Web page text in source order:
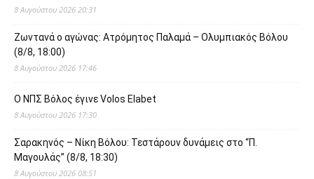
8 Αυγούστου 2026 20:31
Ζωντανά ο αγώνας: Ατρόμητος Παλαμά – Ολυμπιακός Βόλου
(8/8, 18:00)
8 Αυγούστου 2026 17:46
O ΝΠΣ Βόλος έγινε Volos Elabet
8 Αυγούστου 2026 17:30
Σαρακηνός – Νίκη Βόλου: Τεστάρουν δυνάμεις στο “Π.
Μαγουλάς” (8/8, 18:30)
8 Αυγούστου 2026 08:51